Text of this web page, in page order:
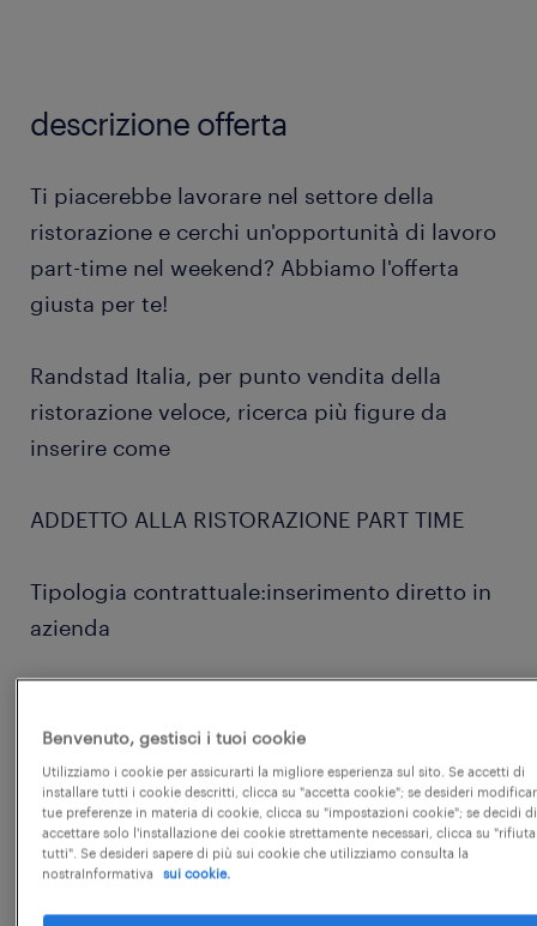
descrizione offerta
Ti piacerebbe lavorare nel settore della
ristorazione e cerchi un'opportunità di lavoro
part-time nel weekend? Abbiamo l'offerta
giusta per te!
Randstad Italia, per punto vendita della
ristorazione veloce, ricerca più figure da
inserire come
ADDETTO ALLA RISTORAZIONE PART TIME
Tipologia contrattuale:inserimento diretto in
azienda
(diurno, pomeridiano, serale e limitatamente
notturno), sei giorni su sette con riposi a
rotazione.
...
Sede di lavoro: Due Carrare (PD)
Benvenuto, gestisci i tuoi cookie
Utilizziamo i cookie per assicurarti la migliore esperienza sul sito. Se accetti di
installare tutti i cookie descritti, clicca su "accetta cookie"; se desideri
tue preferenze in materia di cookie, clicca su "impostazioni cookie"; se decidi di
accettare solo l'installazione dei cookie strettamente necessari, clicca su "rifiuta
tutti". Se desideri sapere di più sui cookie che utilizziamo consulta la
nostraInformativa
sui cookie.